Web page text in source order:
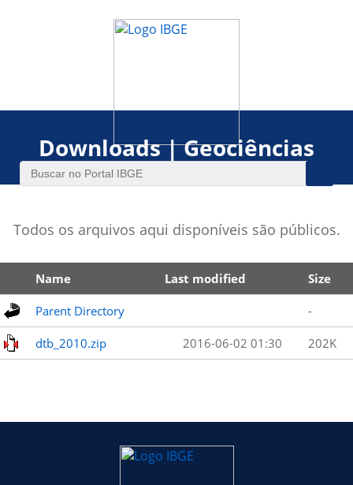
Downloads | Geociências
Todos os arquivos aqui disponíveis são públicos.
Name Last modified Size
Parent Directory -
dtb_2010.zip 2016-06-02 01:30 202K